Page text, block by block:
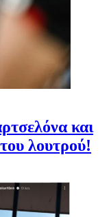
και
λουτρού!